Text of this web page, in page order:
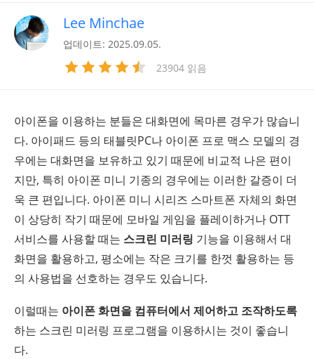
Lee Minchae
업데이트: 2025.09.05.
23904 읽음
아이폰을 이용하는 분들은 대화면에 목마른 경우가 많습니
다. 아이패드 등의 태블릿PC나 아이폰 프로 맥스 모델의 경
우에는 대화면을 보유하고 있기 때문에 비교적 나은 편이
지만, 특히 아이폰 미니 기종의 경우에는 이러한 갈증이 더
욱 큰 편입니다. 아이폰 미니 시리즈 스마트폰 자체의 화면
이 상당히 작기 때문에 모바일 게임을 플레이하거나 OTT
서비스를 사용할 때는 스크린 미러링 기능을 이용해서 대
화면을 활용하고, 평소에는 작은 크기를 한껏 활용하는 등
의 사용법을 선호하는 경우도 있습니다.
이럴때는 아이폰 화면을 컴퓨터에서 제어하고 조작하도록
하는 스크린 미러링 프로그램을 이용하시는 것이 좋습니
다.